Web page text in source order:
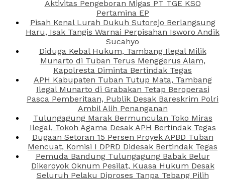
Aktivitas Pengeboran Migas PT TGE KSO
Pertamina EP
Pisah Kenal Lurah Dukuh Sutorejo Berlangsung
Haru, Isak Tangis Warnai Perpisahan Isworo Andik
Sucahyo
Diduga Kebal Hukum, Tambang Ilegal Milik
Munarto di Tuban Terus Menggerus Alam,
Kapolresta Diminta Bertindak Tegas
APH Kabupaten Tuban Tutup Mata, Tambang
Ilegal Munarto di Grabakan Tetap Beroperasi
Pasca Pemberitaan, Publik Desak Bareskrim Polri
Ambil Alih Penanganan
Tulungagung Marak Bermunculan Toko Miras
Ilegal, Tokoh Agama Desak APH Bertindak Tegas
Dugaan Setoran 15 Persen Proyek APBD Tuban
Mencuat, Komisi I DPRD Didesak Bertindak Tegas
Pemuda Bandung Tulungagung Babak Belur
Dikeroyok Oknum Pesilat, Kuasa Hukum Desak
Seluruh Pelaku Diproses Tanpa Tebang Pilih